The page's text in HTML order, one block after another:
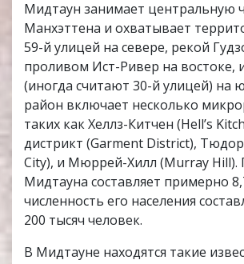
Мидтаун занимает центральную
Манхэттена и охватывает
59-й улицей на севере, рекой
проливом Ист-Ривер на востоке,
(иногда считают 30-й улицей) на
район включает несколько
таких как Хеллз-Китчен (Hell’s
дистрикт (Garment District),
City), и Мюррей-Хилл (Murray
Мидтауна составляет примерно
численность его населения
200 тысяч человек.
В Мидтауне находятся такие